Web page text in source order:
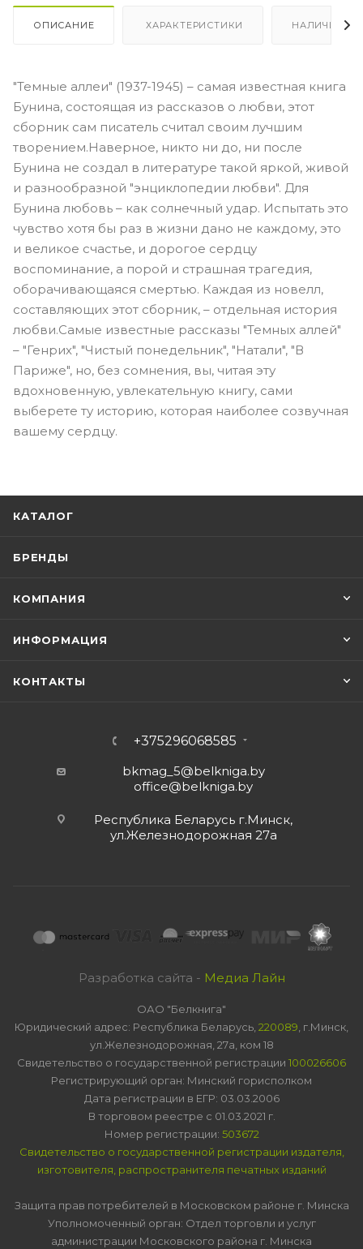
ОПИСАНИЕ ХАРАКТЕРИСТИКИ НАЛИЧИЕ
"Темные аллеи" (1937-1945) – самая известная книга
Бунина, состоящая из рассказов о любви, этот
сборник сам писатель считал своим лучшим
творением.Наверное, никто ни до, ни после
Бунина не создал в литературе такой яркой, живой
и разнообразной "энциклопедии любви". Для
Бунина любовь – как солнечный удар. Испытать это
чувство хотя бы раз в жизни дано не каждому, это
и великое счастье, и дорогое сердцу
воспоминание, а порой и страшная трагедия,
оборачивающаяся смертью. Каждая из новелл,
составляющих этот сборник, – отдельная история
любви.Самые известные рассказы "Темных аллей"
– "Генрих", "Чистый понедельник", "Натали", "В
Париже", но, без сомнения, вы, читая эту
вдохновенную, увлекательную книгу, сами
выберете ту историю, которая наиболее созвучная
вашему сердцу.
КАТАЛОГ
БРЕНДЫ
КОМПАНИЯ
ИНФОРМАЦИЯ
КОНТАКТЫ
+375296068585
bkmag_5@belkniga.by
office@belkniga.by
Республика Беларусь г.Минск,
ул.Железнодорожная 27а
Разработка сайта - Медиа Лайн
ОАО "Белкнига"
Юридический адрес: Республика Беларусь, 220089 , г.Минск,
ул.Железнодорожная, 27а, ком 18
Свидетельство о государственной регистрации 100026606
Регистрирующий орган: Минский горисполком
Дата регистрации в ЕГР: 03.03.2006
В торговом реестре с 01.03.2021 г.
Номер регистрации: 503672
Свидетельство о государственной регистрации издателя,
изготовителя, распространителя печатных изданий
Защита прав потребителей в Московском районе г. Минска
Уполномоченный орган: Отдел торговли и услуг
администрации Московского района г. Минска